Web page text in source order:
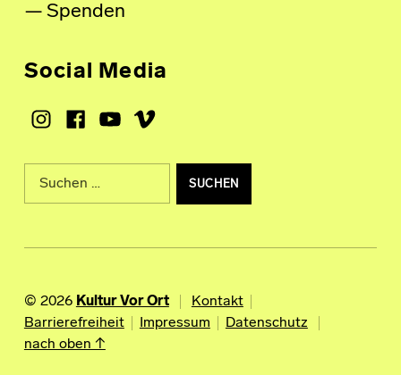
Spenden
Social Media
Instagram
Facebook
Youtube
Vimeo
Suche nach:
© 2026 Kultur Vor Ort
Kontakt
Barrierefreiheit
Impressum
Datenschutz
nach oben ↑